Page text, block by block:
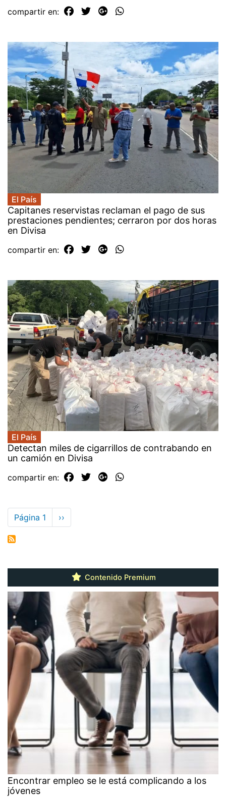
compartir en:
El País
Capitanes reservistas reclaman el pago de sus
prestaciones pendientes; cerraron por dos horas
en Divisa
compartir en:
El País
Detectan miles de cigarrillos de contrabando en
un camión en Divisa
compartir en:
Paginación
Página 1
Siguiente
página
››
Contenido Premium
Encontrar empleo se le está complicando a los
jóvenes